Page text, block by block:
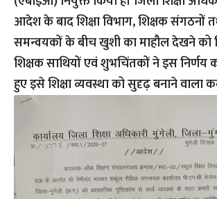
आदेश के बाद शिक्षा विभाग, शिक्षक संगठनों
समन्वयकों के बीच खुशी का माहौल देखने को
शिक्षक साथियों एवं शुभचिंतकों ने इस निर्णय
हुए इसे शिक्षा व्यवस्था को सुदृढ़ बनाने वाला